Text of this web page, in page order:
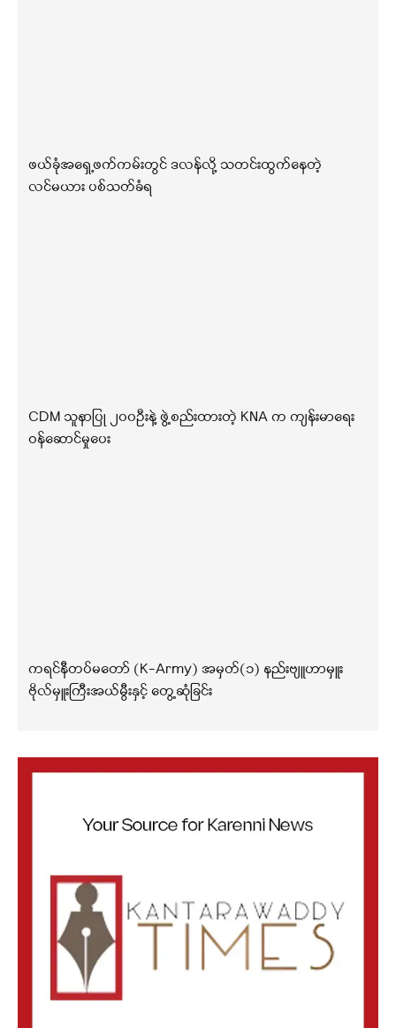
ဖယ်ခုံအရှေ့ဖက်ကမ်းတွင် ဒလန်လို့ သတင်းထွက်နေတဲ့
လင်မယား ပစ်သတ်ခံရ
CDM သူနာပြု ၂၀၀ဦးနဲ့ ဖွဲ့စည်းထားတဲ့ KNA က ကျန်းမာရေး
ဝန်ဆောင်မှုပေး
ကရင်နီတပ်မတော် (K-Army) အမှတ်(၁) နည်းဗျူဟာမှူး
ဗိုလ်မှူးကြီးအယ်မွီးနှင့် တွေ့ဆုံခြင်း